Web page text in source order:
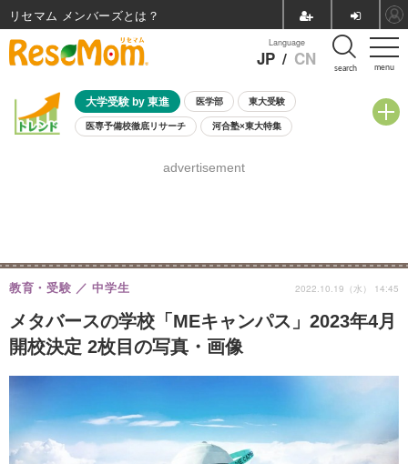
menu
Language
JP / CN search
大学受験 by 東進 医学部 東大受験
医専予備校徹底リサーチ 河合塾×東大特集
8月開催学校説明会・相談会
advertisement
メタバースの学校「MEキャンパス」2023年4月
開校決定 2枚目の写真・画像
教育・受験 中学生 2022.10.19（水） 14:45
リセマム メンバーズ